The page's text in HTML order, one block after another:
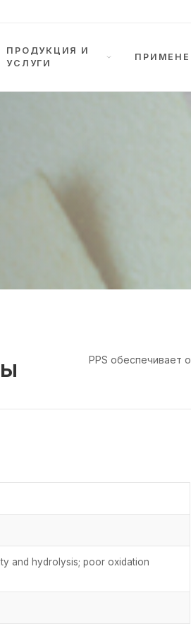
ПРОДУКЦИЯ И
УСЛУГИ
PPS обеспечивает
and hydrolysis; poor oxidation